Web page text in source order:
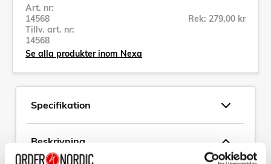
Art. nr:
14568
Tillv. art. nr:
14568
Rek: 279,00 kr
Se alla produkter inom Nexa
Specifikation
Beskrivning